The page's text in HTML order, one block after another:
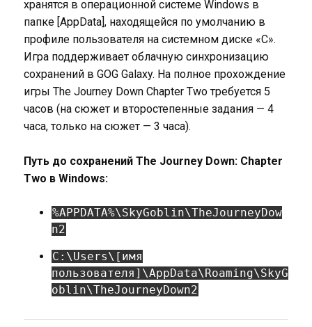
хранятся в операционной системе Windows в
папке [AppData], находящейся по умолчанию в
профиле пользователя на системном диске «C».
Игра поддерживает облачную синхронизацию
сохранений в GOG Galaxy. На полное прохождение
игры The Journey Down Chapter Two требуется 5
часов (на сюжет и второстепенные задания — 4
часа, только на сюжет — 3 часа).
Путь до сохранений The Journey Down: Chapter
Two в Windows:
%APPDATA%\SkyGoblin\TheJourneyDow
n2
C:\Users\[имя
пользователя]\AppData\Roaming\SkyG
oblin\TheJourneyDown2